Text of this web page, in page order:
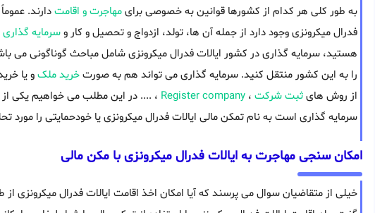
به طور کلی هر کدام از کشورها قوانین به خصوصی برایمهاجرت و اقامت
فدرال میکرونزی وجود دارد از جمله آن ها، تولد، ازدواج و تحصیل و کار وسرمایه
هستید، سرمایه گذاری در کشور ایالات فدرال میکرونزی شامل مباحث گوناگونی می
را به این کشور منتقل کنید. سرمایه گذاری می تواند هم به صورتخرید ملکو یا
از روش هایثبت شرکت ، Register company ، .... در این مطلب می خواهیم یکی
سرمایه گذاری است به نام تمکن مالی ایالات فدرال میکرونزی یا خودحمایتی را مورد
امکان سنجی مهاجرت به ایالات فدرال میکرونزی با مکن مالی
خیلی از متقاضیان سوال می پرسند که آیا امکان اخذ اقامت ایالات فدرال میکرونزی